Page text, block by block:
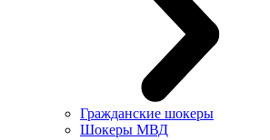
Гражданские шокеры
Шокеры МВД